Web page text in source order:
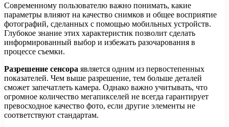
Современному пользователю важно понимать, какие
параметры влияют на качество снимков и общее восприятие
фотографий, сделанных с помощью мобильных устройств.
Глубокое знание этих характеристик позволит сделать
информированный выбор и избежать разочарования в
процессе съемки.
Разрешение сенсора является одним из первостепенных
показателей. Чем выше разрешение, тем больше деталей
сможет запечатлеть камера. Однако важно учитывать, что
огромное количество мегапикселей не всегда гарантирует
превосходное качество фото, если другие элементы не
соответствуют стандартам.